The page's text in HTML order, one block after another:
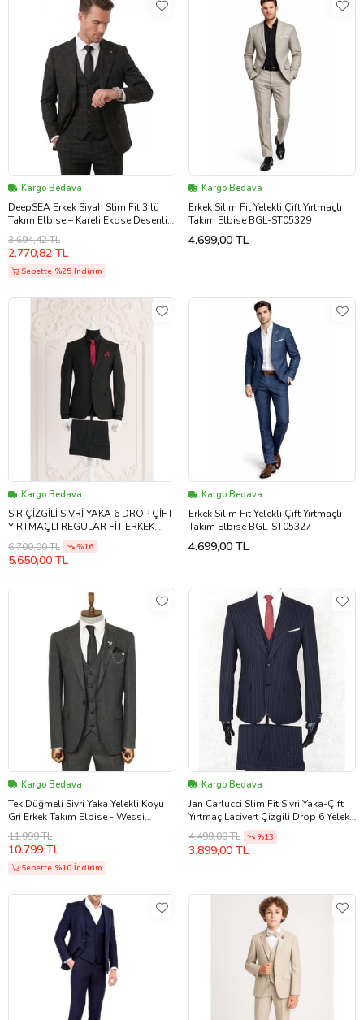
Kargo Bedava
DeepSEA Erkek Siyah Slim Fit 3’lü
Takım Elbise – Kareli Ekose Desenli
Yelekli Şık Takım 2600517
3.694,42 TL
2.770,82 TL
Sepette %25 İndirim
Kargo Bedava
Erkek Silim Fit Yelekli Çift Yırtmaçlı
Takım Elbise BGL-ST05329
4.699,00 TL
Kargo Bedava
SİR ÇİZGİLİ SİVRİ YAKA 6 DROP ÇİFT
YIRTMAÇLI REGULAR FİT ERKEK
TAKIM ELBİSE (Siyah)
6.700,00 TL %16
5.650,00 TL
Kargo Bedava
Erkek Silim Fit Yelekli Çift Yırtmaçlı
Takım Elbise BGL-ST05327
4.699,00 TL
Kargo Bedava
Tek Düğmeli Sivri Yaka Yelekli Koyu
Gri Erkek Takım Elbise - Wessi
(Antrasit)
11.999 TL
10.799 TL
Sepette %10 İndirim
Kargo Bedava
Jan Carlucci Slim Fit Sivri Yaka-Çift
Yırtmaç Lacivert Çizgili Drop 6 Yelekli
Takım Elbise
4.499,00 TL %13
3.899,00 TL